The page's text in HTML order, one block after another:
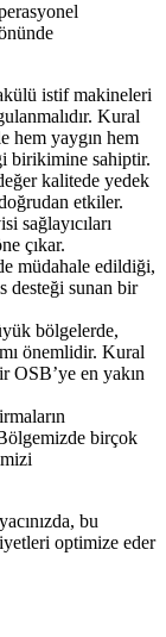
istif makineleri
Kural
hem yaygın hem
birikimine sahiptir.
kalitede yedek
etkiler.
sağlayıcıları
çıkar.
müdahale edildiği,
desteği sunan bir
bölgelerde,
önemlidir. Kural
OSB’ye en yakın
birçok
bu
optimize eder